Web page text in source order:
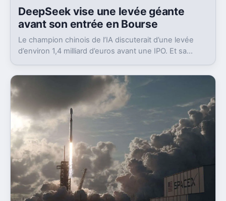
DeepSeek vise une levée géante
avant son entrée en Bourse
Le champion chinois de l’IA discuterait d’une levée
d’environ 1,4 milliard d’euros avant une IPO. Et sa